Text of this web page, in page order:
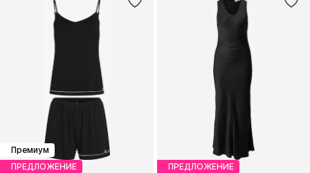
Премиум
ПРЕДЛОЖЕНИЕ
ПРЕДЛОЖЕНИЕ